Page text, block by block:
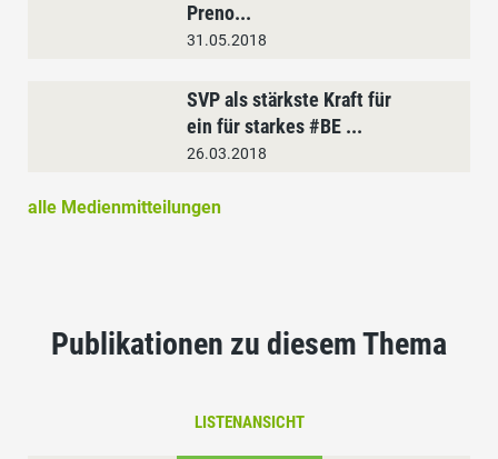
Preno...
31.05.2018
SVP als stärkste Kraft für
ein für starkes #BE ...
26.03.2018
alle Medienmitteilungen
Publikationen zu diesem Thema
LISTENANSICHT